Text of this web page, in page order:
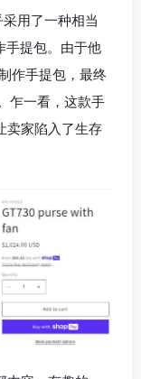
用了一种相当
手提包。由于他
作手提包，最终
乍一看，这款手
卖家陷入了生存